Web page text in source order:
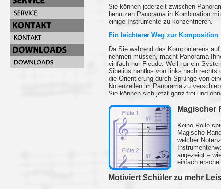
Sie können jederzeit zwischen
benutzen Panorama in Kombination
einige Instrumente zu konzentrieren.
Ein leichterer Weg zur Komposition
Da Sie während des Komponierens
nehmen müssen, macht Panorama
einfach nur Freude. Weil nur ein
Sibelius nahtlos von links nach rechts
die Orientierung durch Sprünge von
Notenzeilen im Panorama zu
Sie können sich jetzt ganz frei und
Magischer
Keine Rolle
Magische
welcher
angezeigt –
einfach
Motiviert Schüler zu mehr